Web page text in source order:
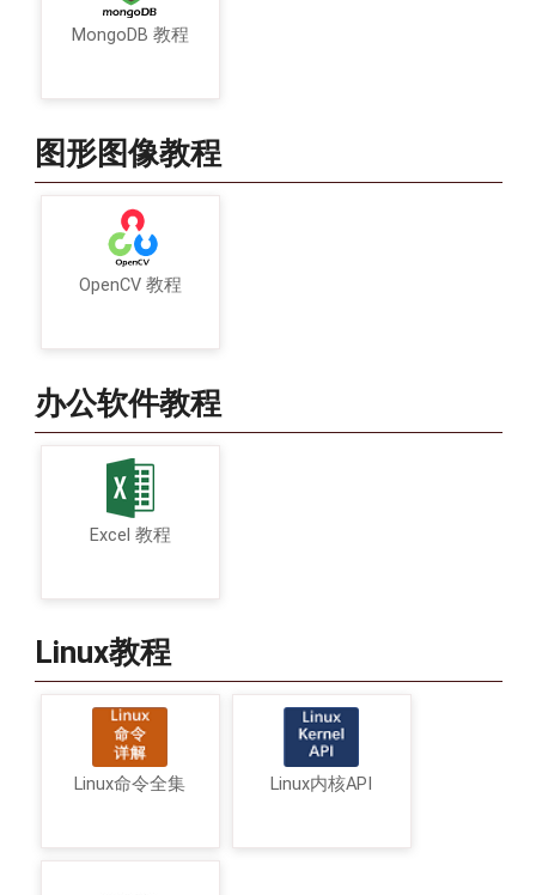
MongoDB 教程
图形图像教程
OpenCV 教程
办公软件教程
Excel 教程
Linux教程
Linux命令全集 Linux内核API